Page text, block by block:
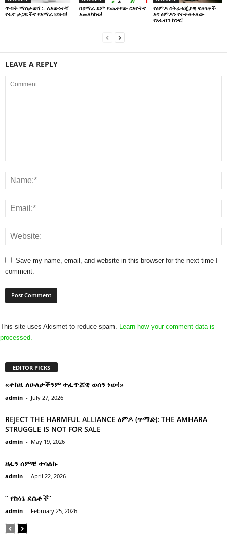
ጥብቅ ማስታወሻ :- ለእውነተኛ
የፋኖ ታጋዬችና የአማራ ህዝብ!
በዐማራ ደም የጨቀየው ርእዮትና
አመለካከቱ!
የፅምዶ ስትራቴጂያዊ ፍላጎቶች
እና ፅምዶን የተቀላቀለው
የአፋብን ክንፍ!
LEAVE A REPLY
Save my name, email, and website in this browser for the next time I
comment.
This site uses Akismet to reduce spam. Learn how your comment data is
processed.
EDITOR PICKS
«ተከዜ ለሁለታችንም ተፈጥሯዊ ወሰን ነው!»
admin - July 27, 2026
REJECT THE HARMFUL ALLIANCE ፅምዶ (ጥማድ): THE AMHARA
STRUGGLE IS NOT FOR SALE
admin - May 19, 2026
ዘፈን ሰምቼ ተሳልኩ
admin - April 22, 2026
” የኩነኔ ደሴቶች’’
admin - February 25, 2026